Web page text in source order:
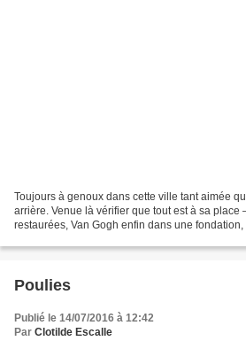
Toujours à genoux dans cette ville tant aimée
arrière. Venue là vérifier que tout est à sa place
restaurées, Van Gogh enfin dans une fondation,
Poulies
Publié le 14/07/2016 à 12:42
Par Clotilde Escalle